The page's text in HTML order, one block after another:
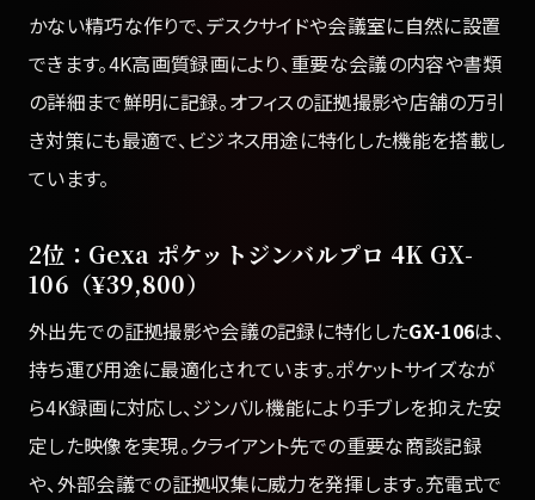
かない精巧な作りで、デスクサイドや会議室に自然に設置
できます。4K高画質録画により、重要な会議の内容や書類
の詳細まで鮮明に記録。オフィスの証拠撮影や店舗の万引
き対策にも最適で、ビジネス用途に特化した機能を搭載し
ています。
2位：Gexa ポケットジンバルプロ 4K GX-
106（¥39,800）
外出先での証拠撮影や会議の記録に特化したGX-106は、
持ち運び用途に最適化されています。ポケットサイズなが
ら4K録画に対応し、ジンバル機能により手ブレを抑えた安
定した映像を実現。クライアント先での重要な商談記録
や、外部会議での証拠収集に威力を発揮します。充電式で